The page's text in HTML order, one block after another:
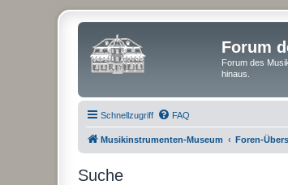
Forum
Forum des
hinaus.
Schnellzugriff FAQ
Musikinstrumenten-Museum Foren-
Suche